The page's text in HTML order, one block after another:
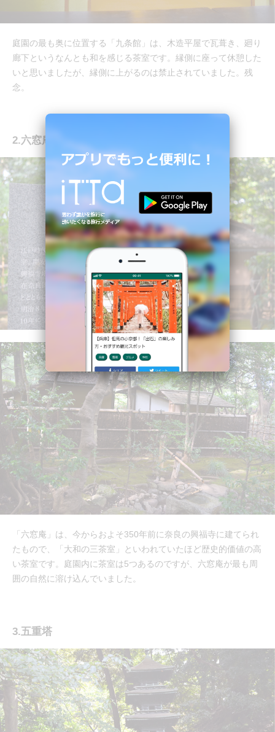
庭園の最も奥に位置する「九条館」は、木造平屋で瓦葺き、廻り
廊下というなんとも和を感じる茶室です。縁側に座って休憩した
いと思いましたが、縁側に上がるのは禁止されていました。残
念。
2.六窓庵
「六窓庵」は、今からおよそ350年前に奈良の興福寺に建てられ
たもので、「大和の三茶室」といわれていたほど歴史的価値の高
い茶室です。庭園内に茶室は5つあるのですが、六窓庵が最も周
囲の自然に溶け込んでいました。
3.五重塔